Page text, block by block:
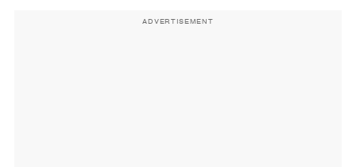
ADVERTISEMENT